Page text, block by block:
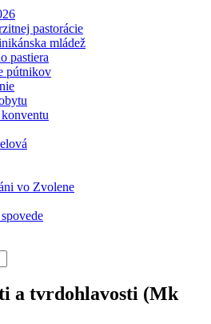
pastorácie
mládež
pastiera
pútnikov
vo Zvolene
a tvrdohlavosti (Mk